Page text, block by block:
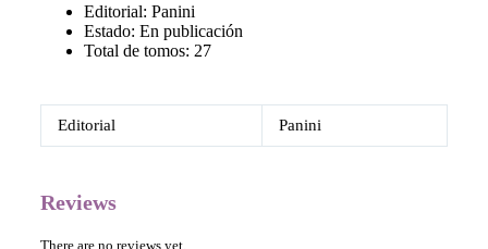
Editorial: Panini
Estado: En publicación
Total de tomos: 27
Editorial Panini
Reviews
There are no reviews yet.